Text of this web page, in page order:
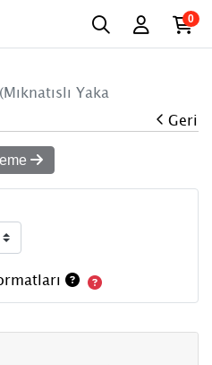
0
(Mıknatıslı Yaka
Geri